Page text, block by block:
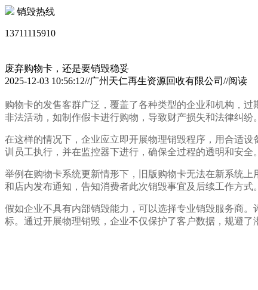
销毁热线
13711115910
废弃购物卡，还是要销毁稳妥
2025-12-03 10:56:12//广州天仁再生资源回收有限公司//阅读
购物卡的发售客群广泛，覆盖了各种类型的企业和机构，
非法活动，如制作假卡进行购物，导致财产损失和法律纠纷。
在这样的情况下，企业应立即开展物理销毁程序，用合适
训员工执行，并在监控器下进行，确保全过程的透明和安
举例在购物卡系统更新情形下，旧版购物卡无法在新系统
和店内发布通知，告知消费者此次销毁事宜及后续工作方式。
假如企业不具有内部销毁能力，可以选择专业销毁服务商
标。通过开展物理销毁，企业不仅保护了客户数据，规避